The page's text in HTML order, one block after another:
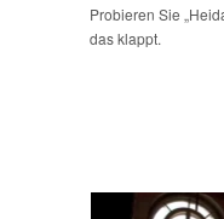
Probieren Sie
das klappt.